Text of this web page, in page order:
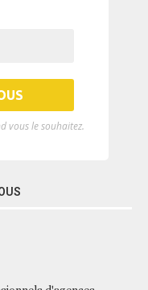
vous le souhaitez.